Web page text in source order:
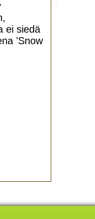
ei siedä
'Snow